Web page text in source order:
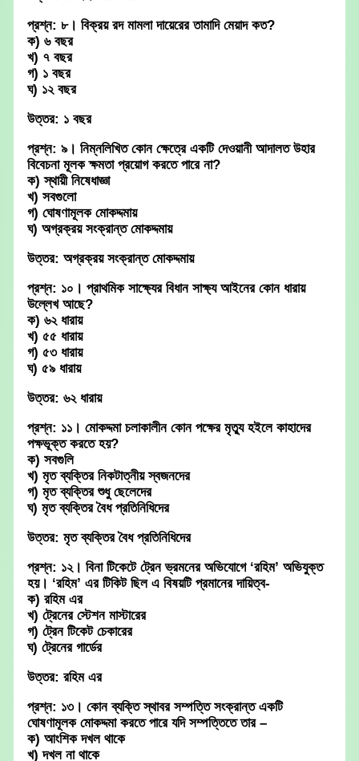
প্রশ্ন: ৮। বিক্রয় রদ মামলা দায়েরের তামাদি মেয়াদ কত?
ক) ৬ বছর
খ) ৭ বছর
গ) ১ বছর
ঘ) ১২ বছর
উত্তর: ১ বছর
প্রশ্ন: ৯। নিম্নলিখিত কোন ক্ষেত্রে একটি দেওয়ানী আদালত উহার
বিবেচনা মূলক ক্ষমতা প্রয়োগ করতে পারে না?
ক) স্থায়ী নিষেধাজ্ঞা
খ) সবগুলো
গ) ঘোষণামূলক মোকদ্দমায়
ঘ) অগ্রক্রয় সংক্রান্ত মোকদ্দমায়
উত্তর: অগ্রক্রয় সংক্রান্ত মোকদ্দমায়
প্রশ্ন: ১০। প্রাথমিক সাক্ষ্যের বিধান সাক্ষ্য আইনের কোন ধারায়
উল্লেখ আছে?
ক) ৬২ ধারায়
খ) ৫৫ ধারায়
গ) ৫৩ ধারায়
ঘ) ৫৯ ধারায়
উত্তর: ৬২ ধারায়
প্রশ্ন: ১১। মোকদ্দমা চলাকালীন কোন পক্ষের মৃত্যু হইলে কাহাদের
পক্ষভূক্ত করতে হয়?
ক) সবগুলি
খ) মৃত ব্যক্তির নিকটাত্নীয় স্বজনদের
গ) মৃত ব্যক্তির শুধু ছেলেদের
ঘ) মৃত ব্যক্তির বৈধ প্রতিনিধিদের
উত্তর: মৃত ব্যক্তির বৈধ প্রতিনিধিদের
প্রশ্ন: ১২। বিনা টিকেটে ট্রেন ভ্রমনের অভিযোগে ‘রহিম’ অভিযুক্ত
হয়। ‘রহিম’ এর টিকিট ছিল এ বিষয়টি প্রমানের দায়িত্ব-
ক) রহিম এর
খ) ট্রেনের স্টেশন মাস্টারের
গ) ট্রেন টিকেট চেকারের
ঘ) ট্রেনের গার্ডের
উত্তর: রহিম এর
প্রশ্ন: ১৩। কোন ব্যক্তি স্থাবর সম্পত্তি সংক্রান্ত একটি
ঘোষণামূলক মোকদ্দমা করতে পারে যদি সম্পত্তিতে তার –
ক) আংশিক দখল থাকে
খ) দখল না থাকে